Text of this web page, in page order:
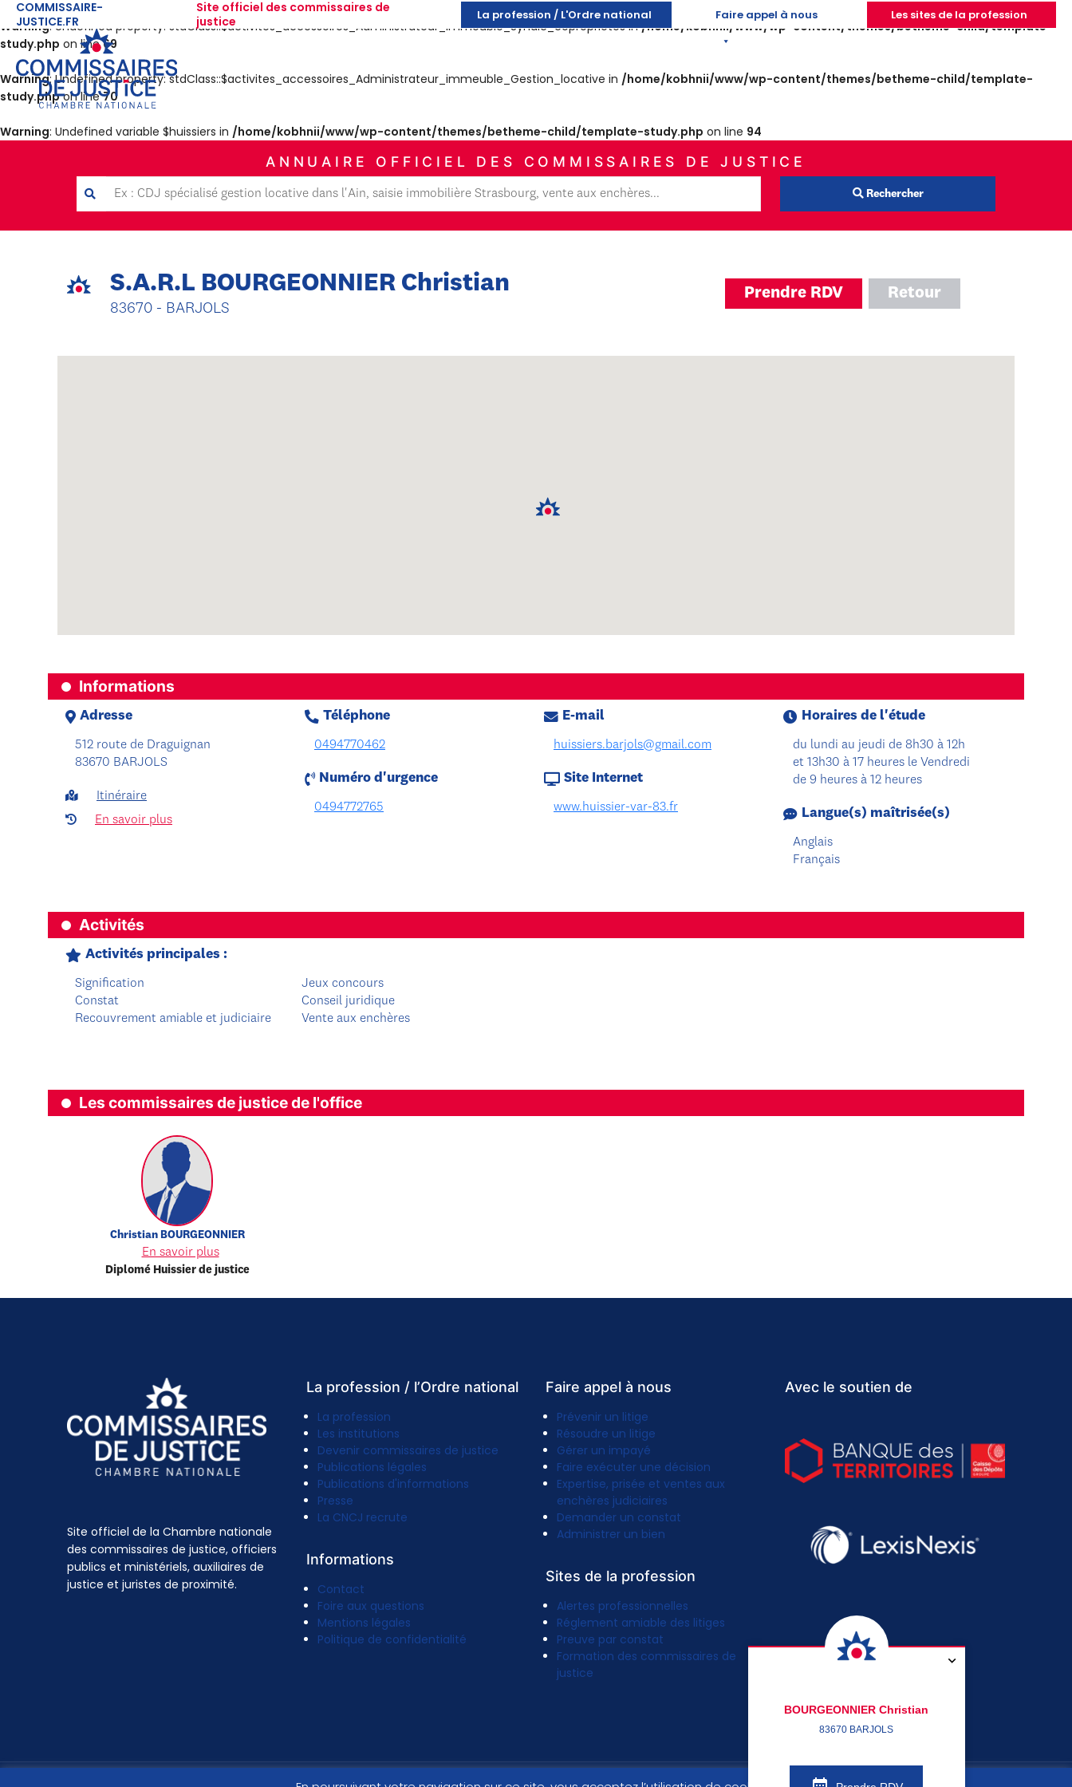
COMMISSAIRE-
JUSTICE.FR
Site officiel des commissaires de
justice
La profession / L'Ordre national Faire appel à nous Les sites de la profession
Warning: Undefined property: stdClass::$activites_accessoires_Administrateur_immeuble_Syndic_copropriétes in/home/kobhnii/www/wp-content/themes/betheme-child/template-
study.php on line69
Warning: Undefined property: stdClass::$activites_accessoires_Administrateur_immeuble_Gestion_locative in /home/kobhnii/www/wp-content/themes/betheme-child/template-
study.phpon line70
Warning: Undefined variable $huissiers in /home/kobhnii/www/wp-content/themes/betheme-child/template-study.php on line 94
ANNUAIRE OFFICIEL DES COMMISSAIRES DE JUSTICE
Rechercher
S.A.R.L BOURGEONNIER Christian
83670 - BARJOLS
Prendre RDV Retour
Informations
Adresse
512 route de Draguignan
83670 BARJOLS
Itinéraire
En savoir plus
Téléphone
0494770462
Numéro d'urgence
0494772765
E-mail
huissiers.barjols@gmail.com
Site Internet
www.huissier-var-83.fr
Horaires de l'étude
du lundi au jeudi de 8h30 à 12h
et 13h30 à 17 heures le Vendredi
de 9 heures à 12 heures
Langue(s) maîtrisée(s)
Anglais
Français
Activités
Activités principales :
Signification
Constat
Recouvrement amiable et judiciaire
Jeux concours
Conseil juridique
Vente aux enchères
Les commissaires de justice de l'office
Christian BOURGEONNIER
En savoir plus
Diplomé Huissier de justice
Site officiel de la Chambre nationale
des commissaires de justice, officiers
publics et ministériels, auxiliaires de
justice et juristes de proximité.
La profession / l’Ordre national
La profession
Les institutions
Devenir commissaires de justice
Publications légales
Publications d'informations
Presse
La CNCJ recrute
Informations
Contact
Foire aux questions
Mentions légales
Politique de confidentialité
Faire appel à nous
Prévenir un litige
Résoudre un litige
Gérer un impayé
Faire exécuter une décision
Expertise, prisée et ventes aux
enchères judiciaires
Demander un constat
Administrer un bien
Sites de la profession
Alertes professionnelles
Réglement amiable des litiges
Preuve par constat
Formation des commissaires de
justice
Avec le soutien de
BOURGEONNIER Christian
83670 BARJOLS